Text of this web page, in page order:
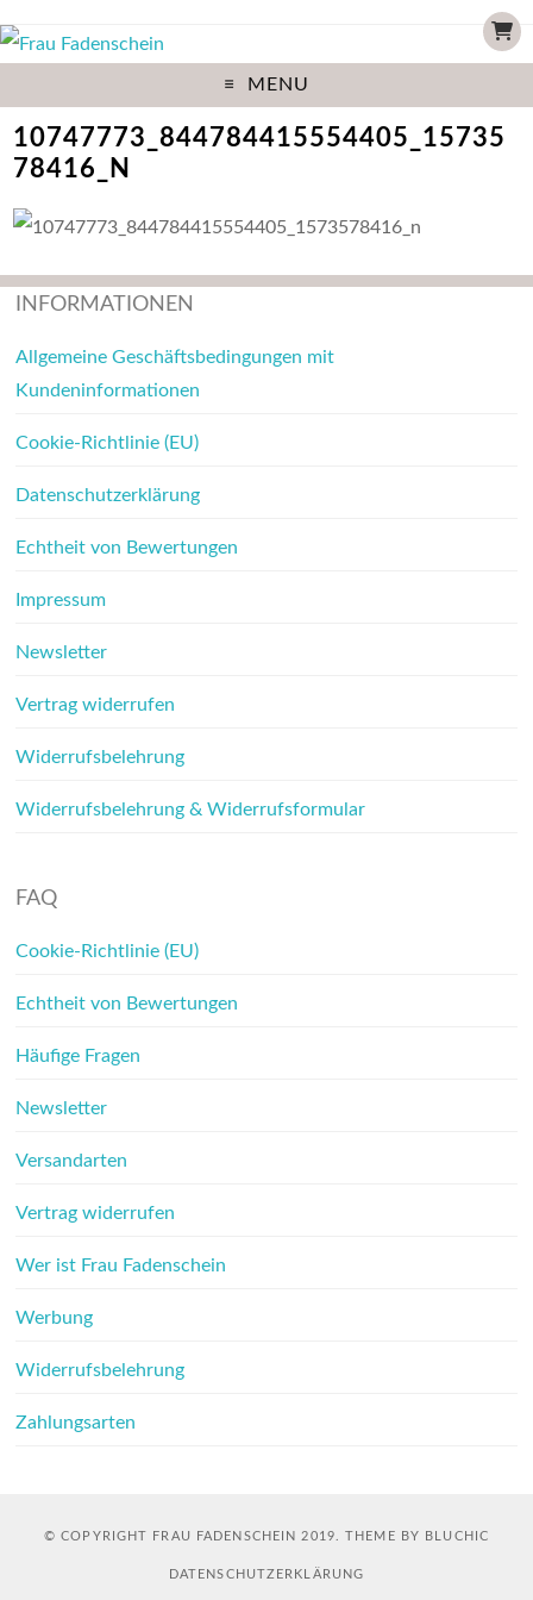
MENU
10747773_844784415554405_15735
78416_N
INFORMATIONEN
Allgemeine Geschäftsbedingungen mit
Kundeninformationen
Cookie-Richtlinie (EU)
Datenschutzerklärung
Echtheit von Bewertungen
Impressum
Newsletter
Vertrag widerrufen
Widerrufsbelehrung
Widerrufsbelehrung & Widerrufsformular
FAQ
Cookie-Richtlinie (EU)
Echtheit von Bewertungen
Häufige Fragen
Newsletter
Versandarten
Vertrag widerrufen
Wer ist Frau Fadenschein
Werbung
Widerrufsbelehrung
Zahlungsarten
© COPYRIGHT FRAU FADENSCHEIN 2019. THEME BY BLUCHIC
DATENSCHUTZERKLÄRUNG